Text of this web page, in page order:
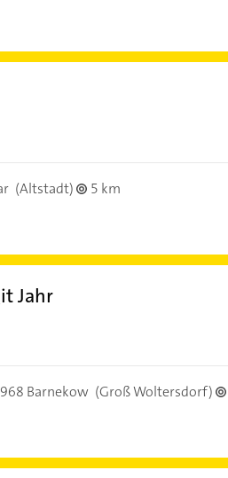
(Altstadt)
5 km
Jahr
Barnekow (Groß Woltersdorf)